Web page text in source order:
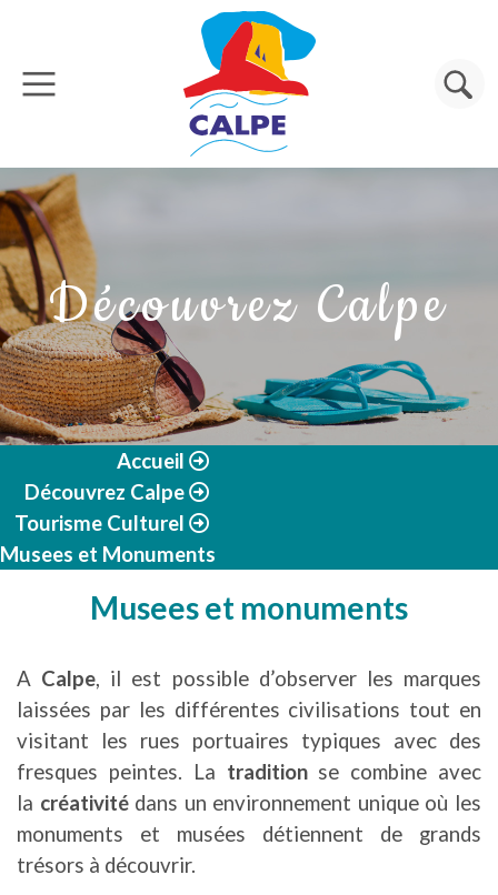
Aller au contenu principal
Rechercher
Découvrez Calpe
Accueil
Découvrez Calpe
Tourisme Culturel
Musees et Monuments
Musees et monuments
A Calpe, il est possible d’observer les marques
laissées par les différentes civilisations tout en
visitant les rues portuaires typiques avec des
fresques peintes. La traditionse combine avec
la créativitédans un environnement unique où les
monuments et musées détiennent de grands
trésors à découvrir.